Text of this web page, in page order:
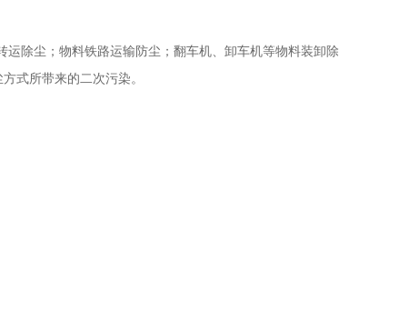
除尘；物料铁路运输防尘；翻车机、 卸车机等物料装卸除
式所带来的二次污染。